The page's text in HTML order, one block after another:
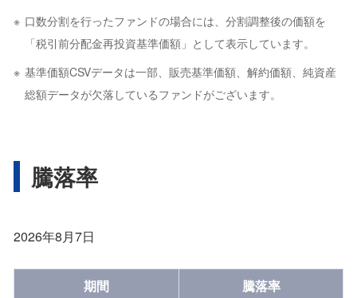
口数分割を行ったファンドの場合には、分割調整後の価額を
「税引前分配金再投資基準価額」として表示しています。
基準価額CSVデータは一部、販売基準価額、解約価額、純資産
総額データが欠落しているファンドがございます。
騰落率
2026年8月7日
期間
騰落率